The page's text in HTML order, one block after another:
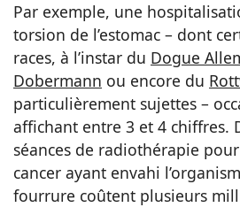
Par exemple, une
torsion de l’estomac – dont
races, à l’instar du Dogue
Dobermann ou encore du
particulièrement sujettes –
affichant entre 3 et 4 chiffres.
séances de radiothérapie
cancer ayant envahi
fourrure coûtent plusieurs